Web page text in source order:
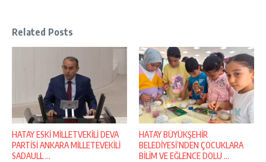
Related Posts
HATAY ESKİ MİLLETVEKİLİ DEVA
PARTİSİ ANKARA MİLLETEVEKİLİ
SADAULL ...
HATAY BÜYÜKŞEHİR
BELEDİYESİ’NDEN ÇOCUKLARA
BİLİM VE EĞLENCE DOLU ...